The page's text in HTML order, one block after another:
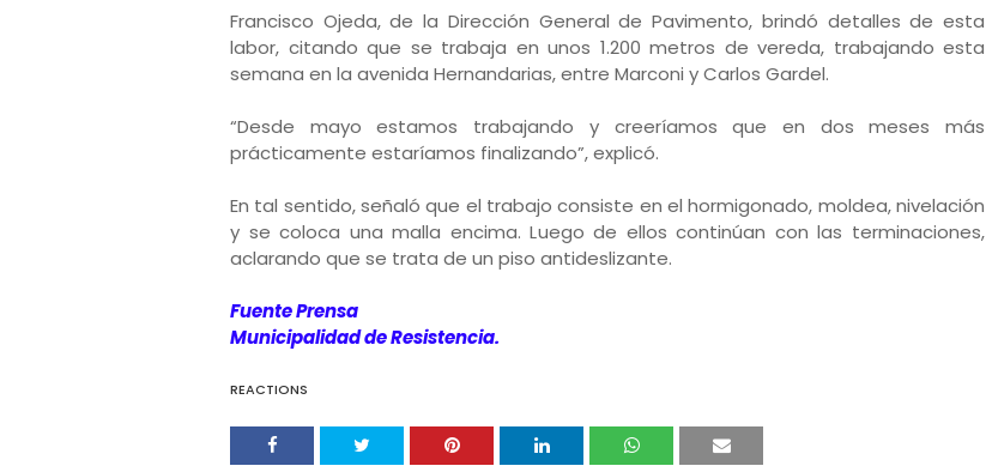
Francisco Ojeda, de la Dirección General de Pavimento, brindó detalles de esta
labor, citando que se trabaja en unos 1.200 metros de vereda, trabajando esta
semana en la avenida Hernandarias, entre Marconi y Carlos Gardel.
“Desde mayo estamos trabajando y creeríamos que en dos meses más
prácticamente estaríamos finalizando”, explicó.
En tal sentido, señaló que el trabajo consiste en el hormigonado, moldea, nivelación
y se coloca una malla encima. Luego de ellos continúan con las terminaciones,
aclarando que se trata de un piso antideslizante.
Fuente Prensa
Municipalidad de Resistencia.
REACTIONS